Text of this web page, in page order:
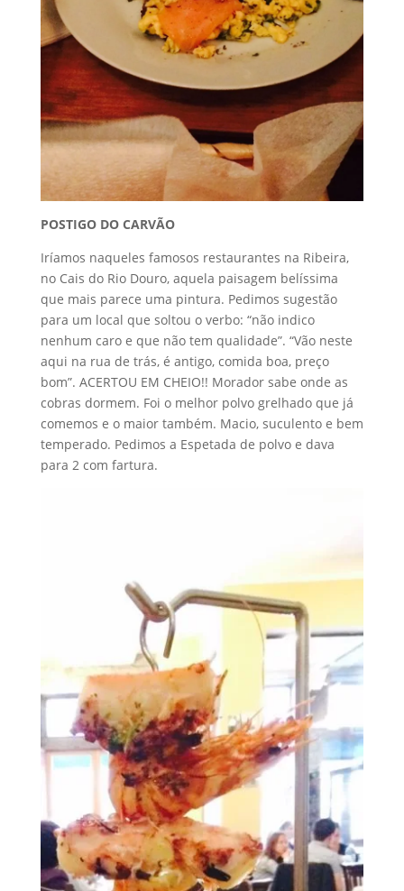
POSTIGO DO CARVÃO
Iríamos naqueles famosos restaurantes na Ribeira,
no Cais do Rio Douro, aquela paisagem belíssima
que mais parece uma pintura. Pedimos sugestão
para um local que soltou o verbo: “não indico
nenhum caro e que não tem qualidade”. “Vão neste
aqui na rua de trás, é antigo, comida boa, preço
bom”. ACERTOU EM CHEIO!! Morador sabe onde as
cobras dormem. Foi o melhor polvo grelhado que já
comemos e o maior também. Macio, suculento e bem
temperado. Pedimos a Espetada de polvo e dava
para 2 com fartura.